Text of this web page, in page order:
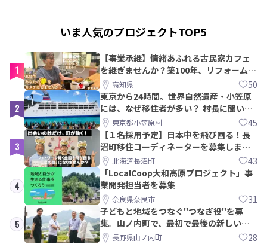
いま人気のプロジェクトTOP5
1
【事業承継】情緒あふれる古民家カフェ
を継ぎませんか？築100年、リフォームか
ら約10年！
高知県 50
2
東京から24時間。世界自然遺産・小笠原
には、なぜ移住者が多い？ 村長に聞いて
みた東京都小笠原村 45
3
【１名採用予定】日本中を飛び回る！長
沼町移住コーディネーターを募集しま
す！北海道長沼町 43
4
「LocalCoop大和高原プロジェクト」事
業開発担当者を募集
奈良県奈良市 31
5
子どもと地域をつなぐ"つなぎ役"を募
集。山ノ内町で、最初で最後の新しい学
校づくりを一緒に
長野県山ノ内町 28